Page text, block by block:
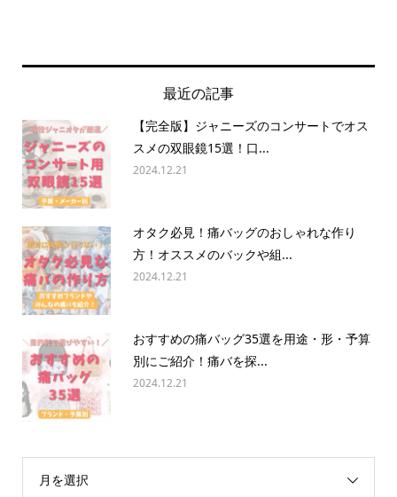
最近の記事
【完全版】ジャニーズのコンサートでオス
スメの双眼鏡15選！口...
2024.12.21
オタク必見！痛バッグのおしゃれな作り
方！オススメのバックや組...
2024.12.21
おすすめの痛バッグ35選を用途・形・予算
別にご紹介！痛バを探...
2024.12.21
月を選択